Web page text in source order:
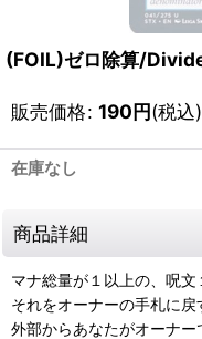
(FOIL)ゼロ除算/
販売価格: 190円(税込)
在庫なし
商品詳細
マナ総量が１以上の、呪文
それをオーナーの手札に
外部からあなたがオーナ